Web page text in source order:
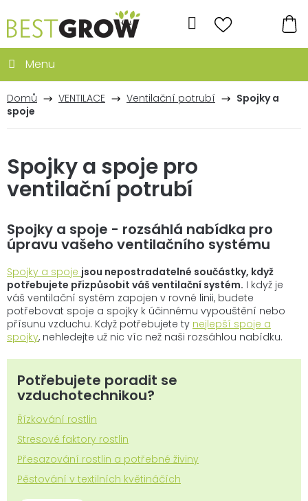
na
obsah
Hledat
Domů VENTILACE Ventilační potrubí
Spojky a
spoje
Spojky a spoje pro
ventilační potrubí
Spojky a spoje - rozsáhlá nabídka pro
úpravu vašeho ventilačního systému
Spojky a spoje jsou nepostradatelné součástky, když
potřebujete přizpůsobit váš ventilační systém. I když je
váš ventilační systém zapojen v rovné linii, budete
potřebovat spoje a spojky k účinnému vypouštění nebo
přísunu vzduchu. Když potřebujete ty nejlepší spoje a
spojky, nehledejte už nic víc než naši rozsáhlou nabídku.
Potřebujete poradit se
vzduchotechnikou?
Řízkování rostlin
Stresové faktory rostlin
Přesazování rostlin a potřebné živiny
Pěstování v textilních květináčích